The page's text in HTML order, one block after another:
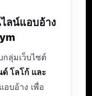
ลน์แอบอ้าง
ลุ่มเว็บไซต์
โลโก้ และ
อบอ้าง เพื่อ